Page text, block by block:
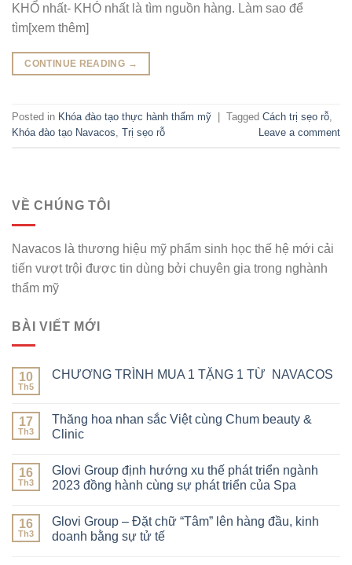
KHỔ nhất- KHÓ nhất là tìm nguồn hàng. Làm sao để
tìm[xem thêm]
CONTINUE READING →
Posted in Khóa đào tạo thực hành thẩm mỹ Tagged Cách trị sẹo rỗ,
Khóa đào tạo Navacos, Trị sẹo rỗ Leave a comment
VỀ CHÚNG TÔI
Navacos là thương hiệu mỹ phẩm sinh học thế hệ mới cải
tiến vượt trội được tin dùng bởi chuyên gia trong nghành
thẩm mỹ
BÀI VIẾT MỚI
10
Th5
CHƯƠNG TRÌNH MUA 1 TẶNG 1 TỪ NAVACOS
17
Th3
Thăng hoa nhan sắc Việt cùng Chum beauty &
Clinic
16
Th3
Glovi Group định hướng xu thế phát triển ngành
2023 đồng hành cùng sự phát triển của Spa
16
Th3
Glovi Group – Đặt chữ “Tâm” lên hàng đầu, kinh
doanh bằng sự tử tế